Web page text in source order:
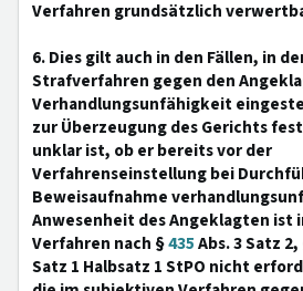
Verfahren grundsätzlich
6. Dies gilt auch in den Fällen, in
Strafverfahren gegen den
Verhandlungsunfähigkeit
zur Überzeugung des Gerichts
unklar ist, ob er bereits vor der
Verfahrenseinstellung bei
Beweisaufnahme
Anwesenheit des Angeklagten ist
Verfahren nach §435Abs. 3 Satz 2,
Satz 1 Halbsatz 1 StPO nicht